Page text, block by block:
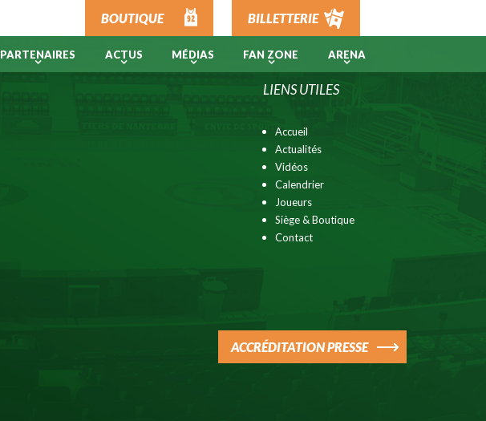
BOUTIQUE BILLETTERIE
PARTENAIRES ACTUS MÉDIAS FAN ZONE ARENA
LIENS UTILES
Accueil
Actualités
Vidéos
Calendrier
Joueurs
Siège & Boutique
Contact
ACCRÉDITATION PRESSE